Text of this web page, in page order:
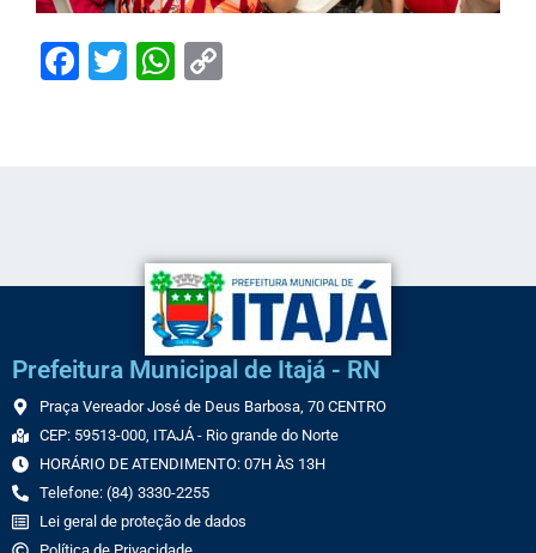
Facebook
TwitterWhatsApp
Prefeitura Municipal de Itajá - RN
Praça Vereador José de Deus Barbosa, 70 CENTRO
CEP: 59513-000, ITAJÁ - Rio grande do Norte
HORÁRIO DE ATENDIMENTO: 07H ÀS 13H
Telefone: (84) 3330-2255
Lei geral de proteção de dados